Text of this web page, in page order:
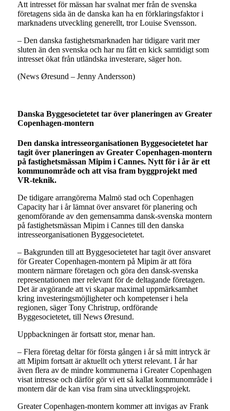
Att intresset för mässan har svalnat mer från de svenska
företagens sida än de danska kan ha en förklaringsfaktor i
marknadens utveckling generellt, tror Louise Svensson.
– Den danska fastighetsmarknaden har tidigare varit mer
sluten än den svenska och har nu fått en kick samtidigt som
intresset ökat från utländska investerare, säger hon.
(News Øresund – Jenny Andersson)
Danska Byggesocietetet tar över planeringen av Greater
Copenhagen-montern
Den danska intresseorganisationen Byggesocietetet har
tagit över planeringen av Greater Copenhagen-montern
på fastighetsmässan Mipim i Cannes. Nytt för i år är ett
kommunområde och att visa fram byggprojekt med
VR-teknik.
De tidigare arrangörerna Malmö stad och Copenhagen
Capacity har i år lämnat över ansvaret för planering och
genomförande av den gemensamma dansk-svenska montern
på fastighetsmässan Mipim i Cannes till den danska
intresseorganisationen Byggesocietetet.
– Bakgrunden till att Byggesocietetet har tagit över ansvaret
för Greater Copenhagen-montern på Mipim är att föra
montern närmare företagen och göra den dansk-svenska
representationen mer relevant för de deltagande företagen.
Det är avgörande att vi skapar maximal uppmärksamhet
kring investeringsmöjligheter och kompetenser i hela
regionen, säger Tony Christrup, ordförande
Byggesocietetet, till News Øresund.
Uppbackningen är fortsatt stor, menar han.
­– Flera företag deltar för första gången i år så mitt intryck är
att Mipim fortsatt är aktuellt och ytterst relevant. I år har
även flera av de mindre kommunerna i Greater Copenhagen
visat intresse och därför gör vi ett så kallat kommunområde i
montern där de kan visa fram sina utvecklingsprojekt.
Greater Copenhagen-montern kommer att invigas av Frank